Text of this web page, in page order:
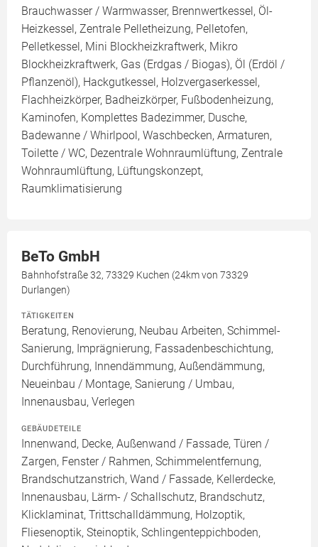
Brauchwasser / Warmwasser, Brennwertkessel, Öl-
Heizkessel, Zentrale Pelletheizung, Pelletofen,
Pelletkessel, Mini Blockheizkraftwerk, Mikro
Blockheizkraftwerk, Gas (Erdgas / Biogas), Öl (Erdöl /
Pflanzenöl), Hackgutkessel, Holzvergaserkessel,
Flachheizkörper, Badheizkörper, Fußbodenheizung,
Kaminofen, Komplettes Badezimmer, Dusche,
Badewanne / Whirlpool, Waschbecken, Armaturen,
Toilette / WC, Dezentrale Wohnraumlüftung, Zentrale
Wohnraumlüftung, Lüftungskonzept,
Raumklimatisierung
BeTo GmbH
Bahnhofstraße 32, 73329 Kuchen (24km von 73329
Durlangen)
TÄTIGKEITEN
Beratung, Renovierung, Neubau Arbeiten, Schimmel-
Sanierung, Imprägnierung, Fassadenbeschichtung,
Durchführung, Innendämmung, Außendämmung,
Neueinbau / Montage, Sanierung / Umbau,
Innenausbau, Verlegen
GEBÄUDETEILE
Innenwand, Decke, Außenwand / Fassade, Türen /
Zargen, Fenster / Rahmen, Schimmelentfernung,
Brandschutzanstrich, Wand / Fassade, Kellerdecke,
Innenausbau, Lärm- / Schallschutz, Brandschutz,
Klicklaminat, Trittschalldämmung, Holzoptik,
Fliesenoptik, Steinoptik, Schlingenteppichboden,